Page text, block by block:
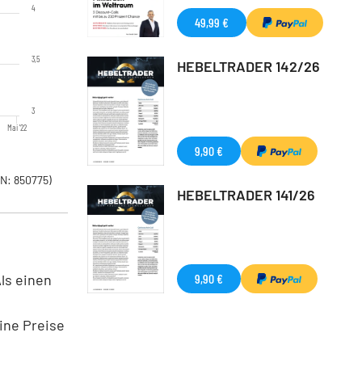
Mai '22
3
3,5
4
850775)
einen
Preise
49,99 €
HEBELTRADER 142/26
9,90 €
HEBELTRADER 141/26
9,90 €